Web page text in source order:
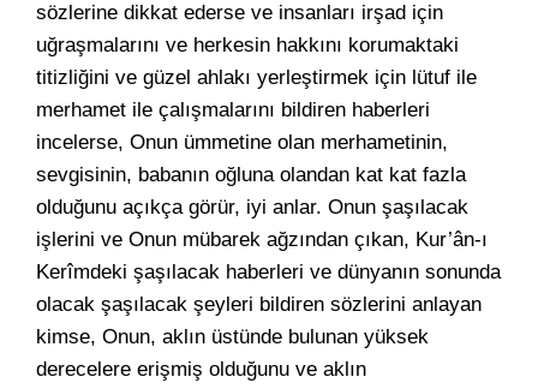
sözlerine dikkat ederse ve insanları irşad için
uğraşmalarını ve herkesin hakkını korumaktaki
titizliğini ve güzel ahlakı yerleştirmek için lütuf ile
merhamet ile çalışmalarını bildiren haberleri
incelerse, Onun ümmetine olan merhametinin,
sevgisinin, babanın oğluna olandan kat kat fazla
olduğunu açıkça görür, iyi anlar. Onun şaşılacak
işlerini ve Onun mübarek ağzından çıkan, Kur’ân-ı
Kerîmdeki şaşılacak haberleri ve dünyanın sonunda
olacak şaşılacak şeyleri bildiren sözlerini anlayan
kimse, Onun, aklın üstünde bulunan yüksek
derecelere erişmiş olduğunu ve aklın